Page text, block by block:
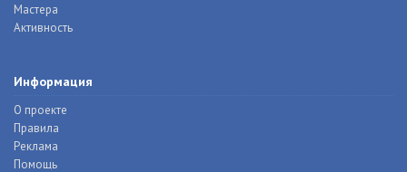
Мастера
Активность
Информация
О проекте
Правила
Реклама
Помощь